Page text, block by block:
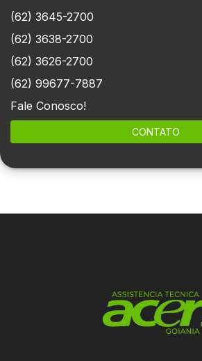
(62) 3645-2700
(62) 3638-2700
(62) 3626-2700
(62) 99677-7887
Fale Conosco!
CONTATO